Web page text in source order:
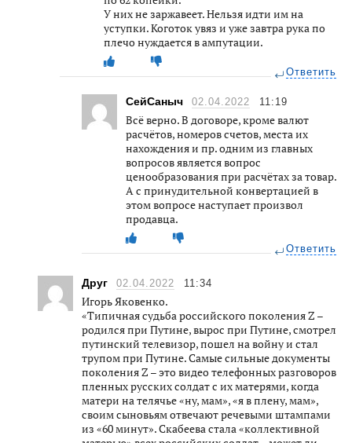
У них не заржавеет. Нельзя идти им на
уступки. Коготок увяз и уже завтра рука по
плечо нуждается в ампутации.
Ответить
СейСаныч 02.04.2022 11:19
Всё верно. В договоре, кроме валют
расчётов, номеров счетов, места их
нахождения и пр. одним из главных
вопросов является вопрос
ценообразования при расчётах за товар.
А с принудительной конвертацией в
этом вопросе наступает произвол
продавца.
Ответить
Друг 02.04.2022 11:34
Игорь Яковенко.
«Типичная судьба российского поколения Z –
родился при Путине, вырос при Путине, смотрел
путинский телевизор, пошел на войну и стал
трупом при Путине. Самые сильные документы
поколения Z – это видео телефонных разговоров
пленных русских солдат с их матерями, когда
матери на телячье «ну, мам», «я в плену, мам»,
своим сыновьям отвечают речевыми штампами
из «60 минут». Скабеева стала «коллективной